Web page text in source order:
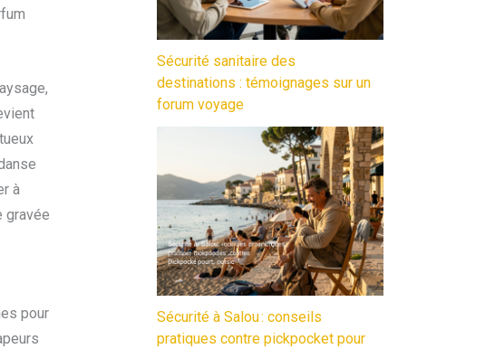
à
gravée
pour
Sécurité sanitaire des
destinations : témoignages sur un
forum voyage
Sécurité à Salou : conseils
pratiques contre pickpocket pour